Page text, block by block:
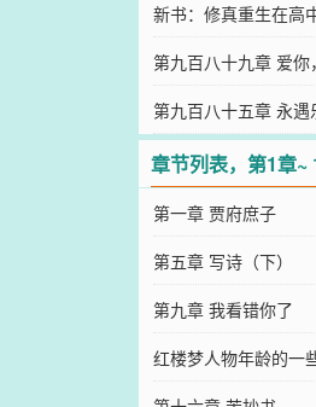
新书：修真重生在高
第九百八十九章 爱你
（下）
第九百八十五章 永遇
章节列表，第1章~
第一章 贾府庶子
第五章 写诗（下）
第九章 我看错你了
红楼梦人物年龄的一